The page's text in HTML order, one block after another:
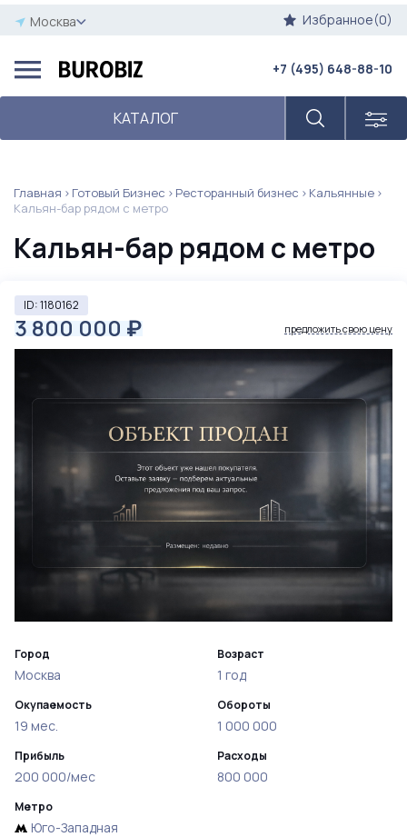
Москва Избранное(0)
КАТАЛОГ
+7 (495) 648-88-10
Главная Готовый Бизнес Ресторанный бизнес
Кальянные
Кальян-бар рядом с метро
Кальян-бар рядом с метро
ID: 1180162
3 800 000 ₽ предложить свою цену
Город
Москва
Окупаемость
19 мес.
Прибыль
200 000/мес
Возраст
1 год
Обороты
1 000 000
Расходы
800 000
Метро
Юго-Западная